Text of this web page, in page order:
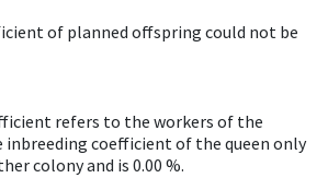
of planned offspring could not be
refers to the workers of the
inbreeding coefficient of the queen only
colony and is 0.00 %.